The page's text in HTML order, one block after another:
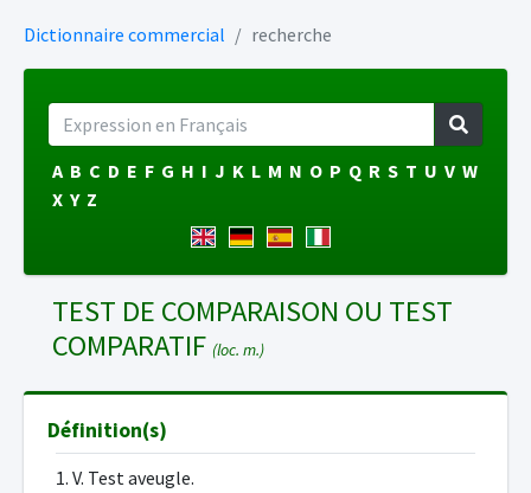
Dictionnaire commercial recherche
A B C D E F G H I J K L M N O P Q R S T U V W
X Y Z
TEST DE COMPARAISON OU TEST
COMPARATIF (loc. m.)
Définition(s)
1. V. Test aveugle.